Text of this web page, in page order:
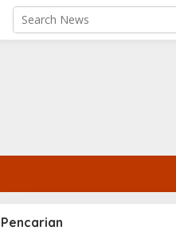
Pencarian